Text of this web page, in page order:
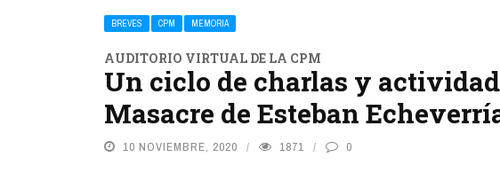
BREVES CPM MEMORIA
AUDITORIO VIRTUAL DE LA CPM
Un ciclo de charlas y
Masacre de Esteban
10 NOVIEMBRE, 2020 1871 0